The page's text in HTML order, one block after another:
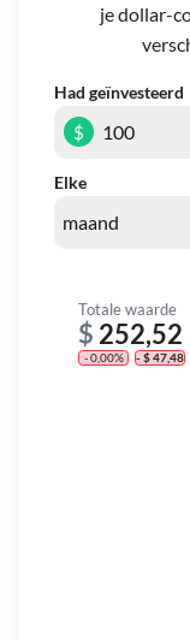
je dollar-
Had geïnvesteerd
Elke
$
Totale waarde
$ 252,52
- 0,00% - $ 47,48